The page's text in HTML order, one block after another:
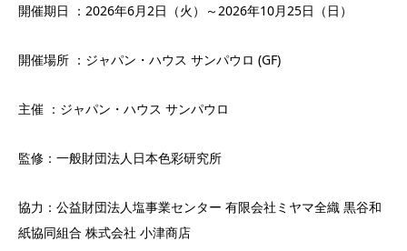
開催期日 ：2026年6月2日（火）～2026年10月25日（日）
開催場所 ：ジャパン・ハウス サンパウロ (GF)
主催 ：ジャパン・ハウス サンパウロ
監修：一般財団法人日本色彩研究所
協力：公益財団法人塩事業センター 有限会社ミヤマ全織 黒谷和
紙協同組合 株式会社 小津商店